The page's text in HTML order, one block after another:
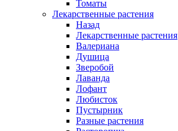
Томаты
Лекарственные растения
Назад
Лекарственные растения
Валериана
Душица
Зверобой
Лаванда
Лофант
Любисток
Пустырник
Разные растения